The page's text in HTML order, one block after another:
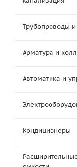
Трубопроводы и
Арматура и
Автоматика и
Кондиционеры